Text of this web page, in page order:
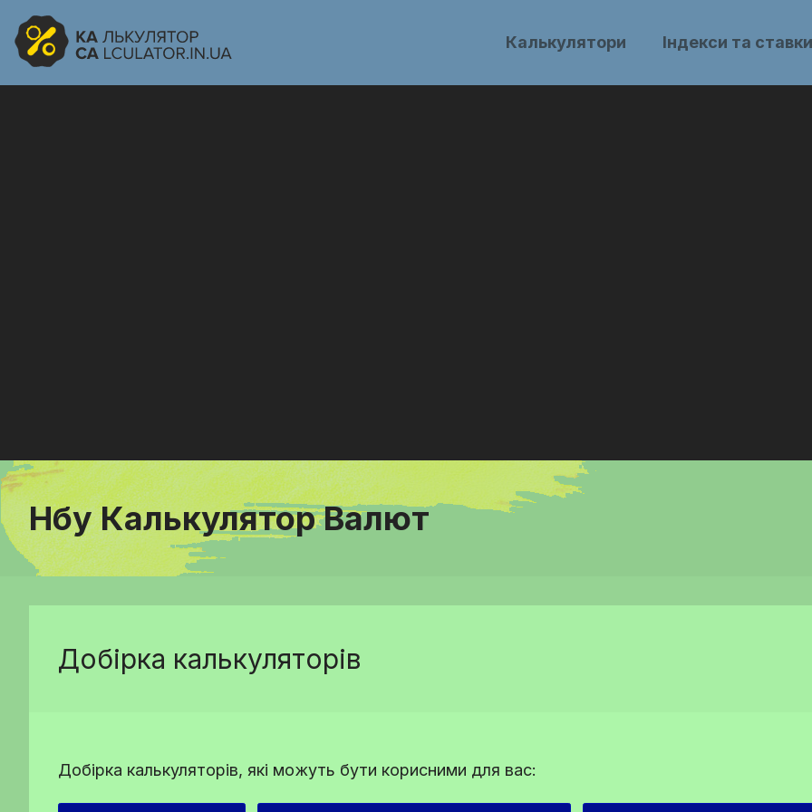
Калькулятори Індекси та ставки
Нбу Калькулятор Валют
Добірка калькуляторів
Добірка калькуляторів, які можуть бути корисними для вас: